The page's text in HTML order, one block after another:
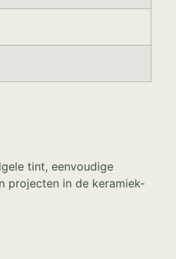
tint, eenvoudige
projecten in de keramiek-